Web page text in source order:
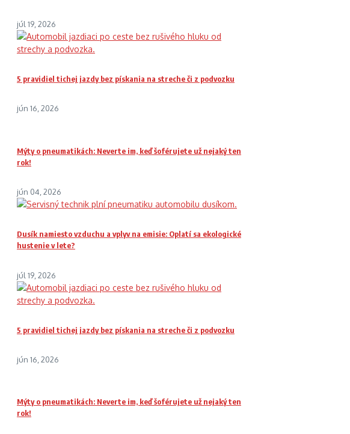
júl 19, 2026
5 pravidiel tichej jazdy bez pískania na streche či z podvozku
jún 16, 2026
Mýty o pneumatikách: Neverte im, keď šoférujete už nejaký ten
rok!
jún 04, 2026
Dusík namiesto vzduchu a vplyv na emisie: Oplatí sa ekologické
hustenie v lete?
júl 19, 2026
5 pravidiel tichej jazdy bez pískania na streche či z podvozku
jún 16, 2026
Mýty o pneumatikách: Neverte im, keď šoférujete už nejaký ten
rok!